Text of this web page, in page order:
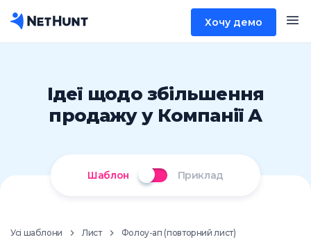
Хочу демо
Ідеї щодо збільшення
продажу у Компанії А
Шаблон Приклад
Усі шаблони Лист Фолоу-ап (повторний лист)